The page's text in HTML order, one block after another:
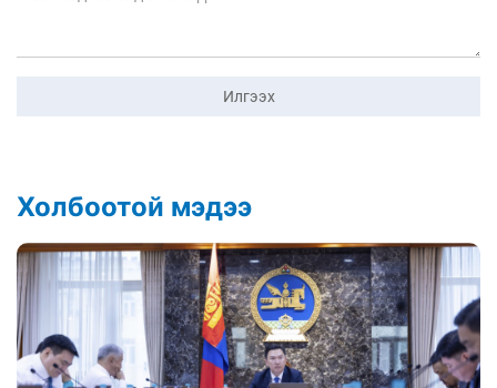
Илгээх
Холбоотой мэдээ